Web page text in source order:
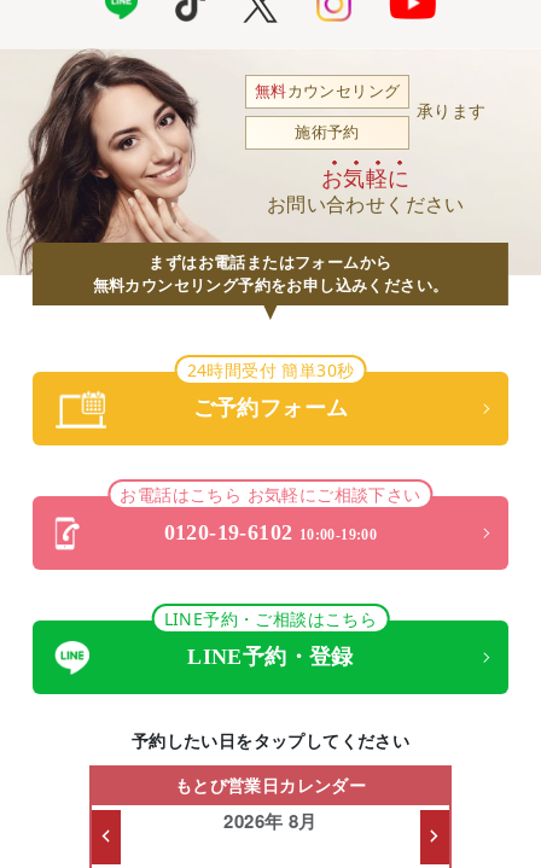
無料カウンセリング
施術予約
承ります
お気軽に
お問い合わせください
まずはお電話またはフォームから
無料カウンセリング予約をお申し込みください。
24時間受付 簡単30秒
ご予約フォーム
お電話はこちら お気軽にご相談下さい
0120-19-6102 10:00-19:00
LINE予約・ご相談はこちら
LINE予約・登録
予約したい日をタップしてください
もとび営業日カレンダー
2026年 8月